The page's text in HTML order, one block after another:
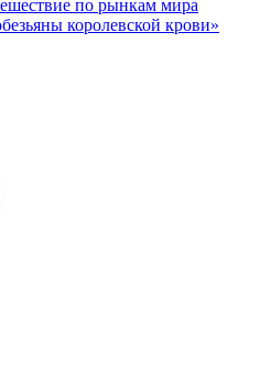
по рынкам мира
королевской крови»